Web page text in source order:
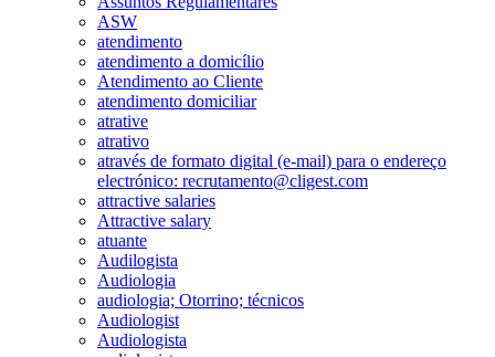
ASW
atendimento
atendimento a domicílio
Atendimento ao Cliente
atendimento domiciliar
atrative
atrativo
através de formato digital (e-mail) para o endereço
electrónico: recrutamento@cligest.com
attractive salaries
Attractive salary
atuante
Audilogista
Audiologia
audiologia; Otorrino; técnicos
Audiologist
Audiologista